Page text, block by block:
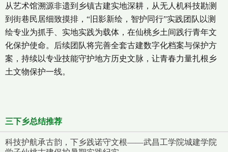
从艺术馆溯源非遗到乡镇古建实地深耕，从无人机科技勘测
到街巷民居细致摸排，“旧影新绘，智护同行”实践团队以测
绘专业为抓手、实地实践为载体，在仙桃乡土间践行青年文
化保护使命。后续团队将完善全套古建数字化档案与保护方
案，持续以专业技能守护地方历史文脉，让青春力量扎根乡
土文物保护一线。
三下乡总结推荐
科技护航承古韵，下乡践诺守文根——武昌工学院城建学院